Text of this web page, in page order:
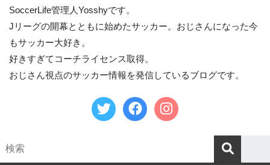
SoccerLife管理人Yosshyです。
Jリーグの開幕とともに始めたサッカー。おじさんになった今
もサッカー大好き。
好きすぎてコーチライセンス取得。
おじさん視点のサッカー情報を発信しているブログです。